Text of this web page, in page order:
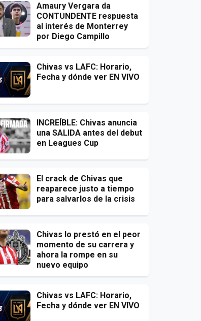
Amaury Vergara da
CONTUNDENTE respuesta
al interés de Monterrey
por Diego Campillo
Chivas vs LAFC: Horario,
Fecha y dónde ver EN VIVO
INCREÍBLE: Chivas anuncia
una SALIDA antes del debut
en Leagues Cup
El crack de Chivas que
reaparece justo a tiempo
para salvarlos de la crisis
Chivas lo prestó en el peor
momento de su carrera y
ahora la rompe en su
nuevo equipo
Chivas vs LAFC: Horario,
Fecha y dónde ver EN VIVO